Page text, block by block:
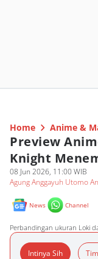
Home Anime &
Preview
Knight
08 Jun 2026, 11:00 WIB
Agung Anggayuh Utomo
News Channel
Perbandingan ukuran Loki
Intinya Sih